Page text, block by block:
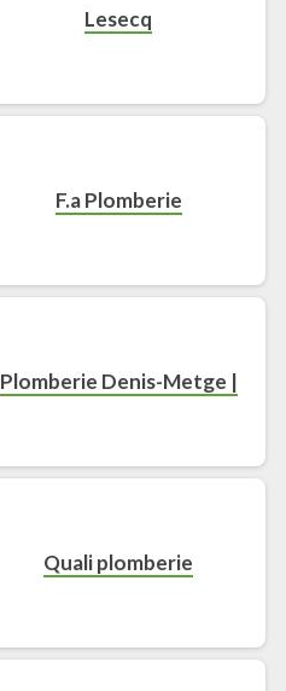
Lesecq
F.a Plomberie
Plomberie Denis-Metge |
Quali plomberie